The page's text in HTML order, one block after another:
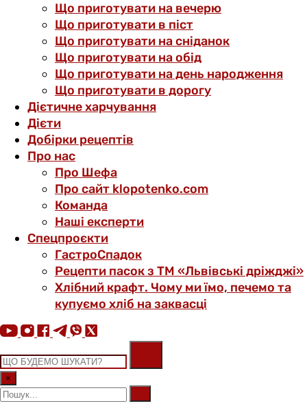
Що приготувати на вечерю
Що приготувати в піст
Що приготувати на сніданок
Що приготувати на обід
Що приготувати на день народження
Що приготувати в дорогу
Дієтичне харчування
Дієти
Добірки рецептів
Про нас
Про Шефа
Про сайт klopotenko.com
Команда
Наші експерти
Спецпроєкти
ГастроСпадок
Рецепти пасок з ТМ «Львівські дріжджі»
Хлібний крафт. Чому ми їмо, печемо та
купуємо хліб на заквасці
×